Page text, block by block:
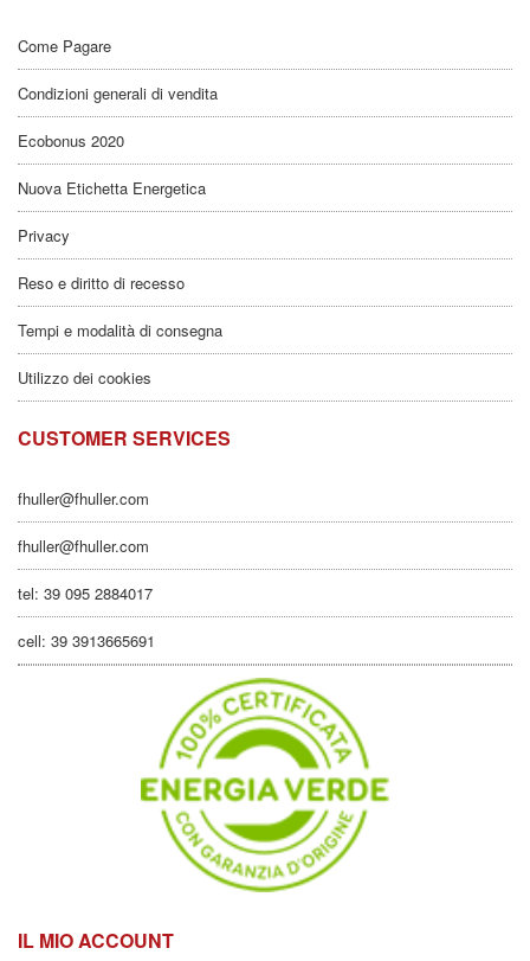
Come Pagare
Condizioni generali di vendita
Ecobonus 2020
Nuova Etichetta Energetica
Privacy
Reso e diritto di recesso
Tempi e modalità di consegna
Utilizzo dei cookies
CUSTOMER SERVICES
fhuller@fhuller.com
fhuller@fhuller.com
tel: 39 095 2884017
cell: 39 3913665691
IL MIO ACCOUNT